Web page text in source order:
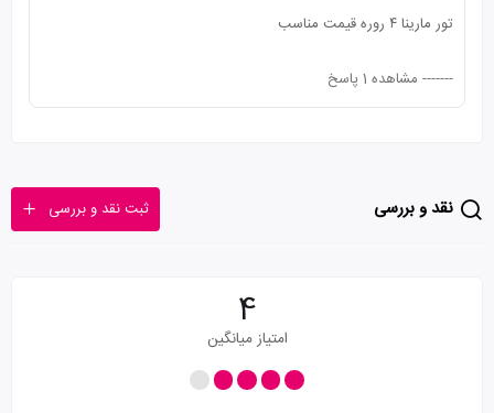
تور مارینا ۴ روره قیمت مناسب
------- مشاهده 1 پاسخ
نقد و بررسی ثبت نقد و بررسی
4
امتیاز میانگین